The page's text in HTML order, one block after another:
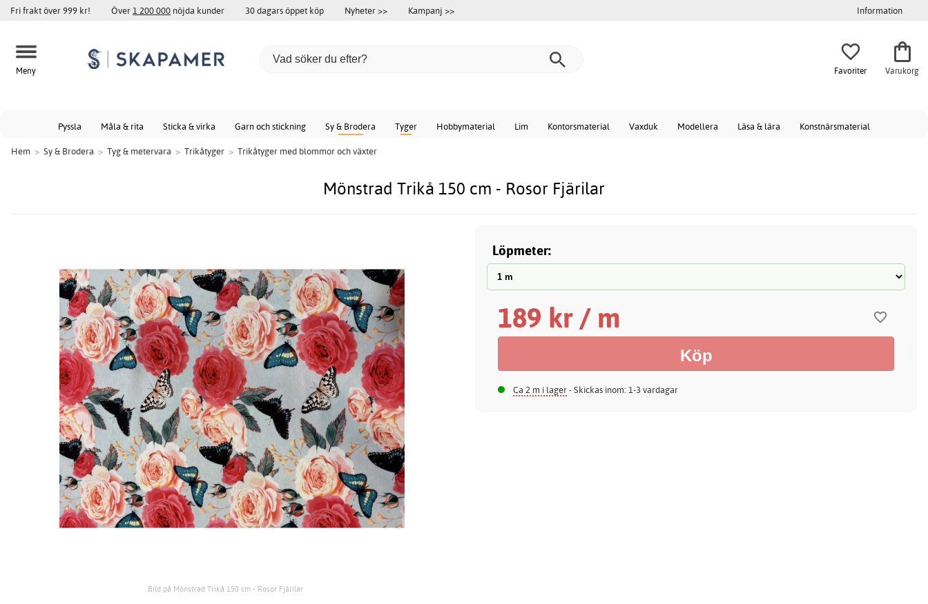
Fri frakt över 999 kr! Över1 200 000 nöjda kunder 30 dagars öppet köp Nyheter >> Kampanj >> Information
Meny Favoriter Varukorg
Pyssla Måla & rita Sticka & virka Garn och stickning Sy & Brodera Tyger Hobbymaterial Lim Kontorsmaterial Vaxduk Modellera Läsa & lära Konstnärsmaterial
Hem > Sy & Brodera > Tyg & metervara > Trikåtyger > Trikåtyger med blommor och växter
Mönstrad Trikå 150 cm - Rosor Fjärilar
Bild på Mönstrad Trikå 150 cm - Rosor Fjärilar
Löpmeter:
189 kr / m
Ca 2 m i lager- Skickas inom: 1-3 vardagar